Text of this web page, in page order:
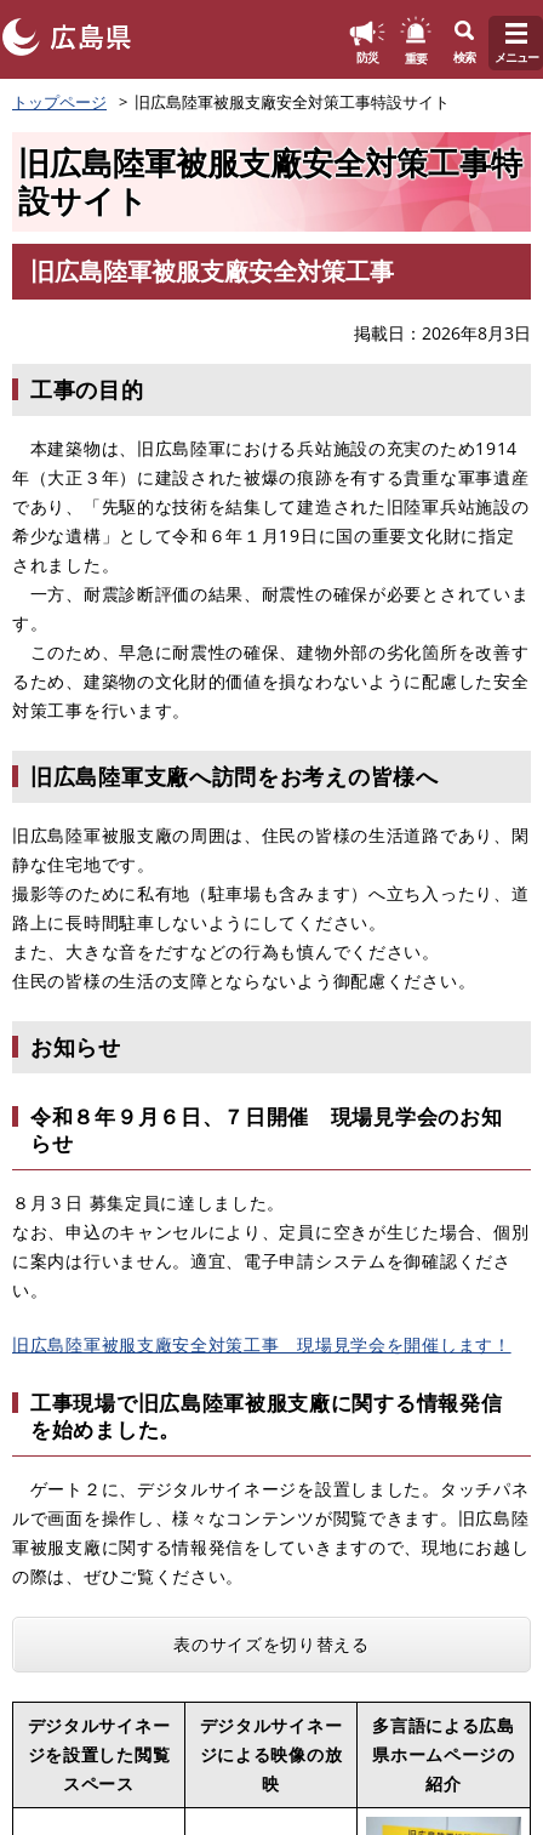
ペ
ー
で
防災 重要 検索 メニュー
トップページ 旧広島陸軍被服支廠安全対策工事特設サイト
旧広島陸軍被服支廠安全対策工事特
設サイト
文
旧広島陸軍被服支廠安全対策工事
掲載日 2026年8月3日
工事の目的
本建築物は、旧広島陸軍における兵站施設の充実のため1914
年（大正３年）に建設された被爆の痕跡を有する貴重な軍事遺産
であり、「先駆的な技術を結集して建造された旧陸軍兵站施設の
希少な遺構」として令和６年１月19日に国の重要文化財に指定
されました。
一方、耐震診断評価の結果、耐震性の確保が必要とされていま
す。
このため、早急に耐震性の確保、建物外部の劣化箇所を改善す
るため、建築物の文化財的価値を損なわないように配慮した安全
対策工事を行います。
旧広島陸軍支廠へ訪問をお考えの皆様へ
旧広島陸軍被服支廠の周囲は、住民の皆様の生活道路であり、閑
静な住宅地です。
撮影等のために私有地（駐車場も含みます）へ立ち入ったり、道
路上に長時間駐車しないようにしてください。
また、大きな音をだすなどの行為も慎んでください。
住民の皆様の生活の支障とならないよう御配慮ください。
お知らせ
令和８年９月６日、７日開催 現場見学会のお知
らせ
８月３日 募集定員に達しました。
なお、申込のキャンセルにより、定員に空きが生じた場合、個別
に案内は行いません。適宜、電子申請システムを御確認くださ
い。
旧広島陸軍被服支廠安全対策工事 現場見学会を開催します！
工事現場で旧広島陸軍被服支廠に関する情報発信
を始めました。
ゲート２に、デジタルサイネージを設置しました。タッチパネ
ルで画面を操作し、様々なコンテンツが閲覧できます。旧広島陸
軍被服支廠に関する情報発信をしていきますので、現地にお越し
の際は、ぜひご覧ください。
表のサイズを切り替える
デジタルサイネー
ジを設置した閲覧
スペース
デジタルサイネー
ジによる映像の放
映
多言語による広島
県ホームページの
紹介